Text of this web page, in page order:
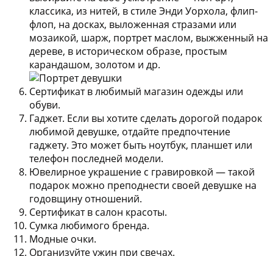
классика, из нитей, в стиле Энди Уорхола, флип-
флоп, на досках, выложенная стразами или
мозаикой, шарж, портрет маслом, выжженный на
дереве, в историческом образе, простым
карандашом, золотом и др.
Сертификат в любимый магазин одежды или
обуви.
Гаджет. Если вы хотите сделать дорогой подарок
любимой девушке, отдайте предпочтение
гаджету. Это может быть ноутбук, планшет или
телефон последней модели.
Ювелирное украшение с гравировкой — такой
подарок можно преподнести своей девушке на
годовщину отношений.
Сертификат в салон красоты.
Сумка любимого бренда.
Модные очки.
Организуйте ужин при свечах.